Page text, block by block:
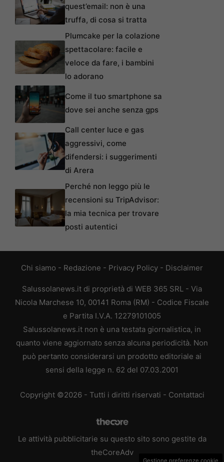
quest’email: non è una
truffa, di cosa si tratta
Plumcake per la colazione
spettacolare: facile e
veloce da fare, i bambini
lo adorano
Come il tuo smartphone sa
dove sei anche senza gps
Call center luce e gas
aggressivi, come
difendersi: i suggerimenti
di Arera
Perché non leggo più le
recensioni su TripAdvisor:
la mia tecnica per trovare
posti autentici
Chi siamo - Redazione - Privacy Policy - Disclaimer
Salussolanews.it di proprietà di WEB 365 SRL - Via
Nicola Marchese 10, 00141 Roma (RM) - Codice Fiscale
e Partita I.V.A. 12279101005
Salussolanews.it non è una testata giornalistica, in
quanto viene aggiornato senza alcuna periodicità. Non
può pertanto considerarsi un prodotto editoriale ai
sensi della legge n. 62 del 07.03.2001
Copyright ©2026 - Tutti i diritti riservati - Contattaci
Le attività pubblicitarie su questo sito sono gestite da
theCoreAdv
Gestione preferenze cookie